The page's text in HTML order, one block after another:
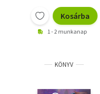
Kosárba
1 - 2 munkanap
KÖNYV